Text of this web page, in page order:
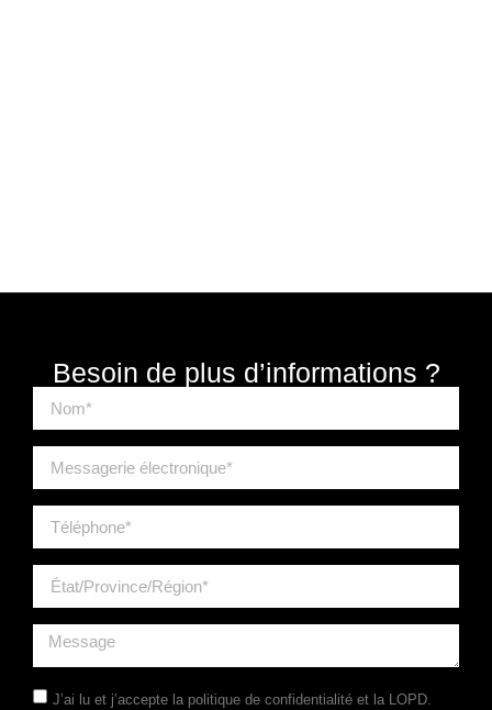
Besoin de plus d’informations ?
J’ai lu et j’accepte la politique de confidentialité et la LOPD.